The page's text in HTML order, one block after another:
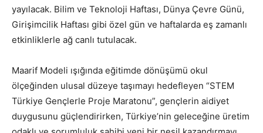
yayılacak. Bilim ve Teknoloji Haftası, Dünya Çevre Günü,
Girişimcilik Haftası gibi özel gün ve haftalarda eş zamanlı
etkinliklerle ağ canlı tutulacak.
Maarif Modeli ışığında eğitimde dönüşümü okul
ölçeğinden ulusal düzeye taşımayı hedefleyen “STEM
Türkiye Gençlerle Proje Maratonu”, gençlerin aidiyet
duygusunu güçlendirirken, Türkiye’nin geleceğine üretim